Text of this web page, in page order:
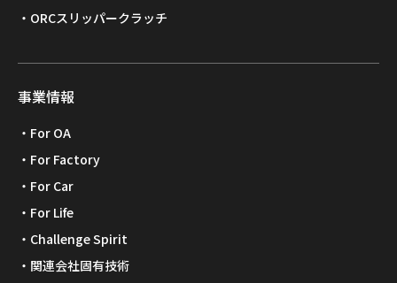
ORCスリッパークラッチ
事業情報
For OA
For Factory
For Car
For Life
Challenge Spirit
関連会社固有技術